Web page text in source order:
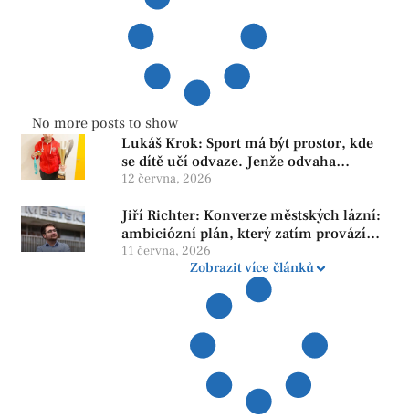
No more posts to show
Lukáš Krok: Sport má být prostor, kde
se dítě učí odvaze. Jenže odvaha
neroste tam, kde se bojí udělat chybu.
12 června, 2026
Jiří Richter: Konverze městských lázní:
ambiciózní plán, který zatím provází
více otazníků než jistot
11 června, 2026
Zobrazit více článků